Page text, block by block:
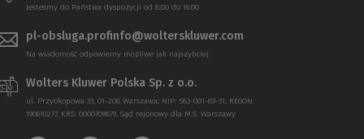
Jesteśmy do Państwa dyspozycji od 8:00 do 16:00
pl-obsluga.profinfo@wolterskluwer.com
Na wiadomość odpowiemy możliwe jak najszybciej.
Wolters Kluwer Polska Sp. z o.o.
ul. Przyokopowa 33, 01-208 Warszawa; NIP: 583-001-89-31, REGON:
190610277, KRS: 0000709879, Sąd rejonowy dla M.S. Warszawy